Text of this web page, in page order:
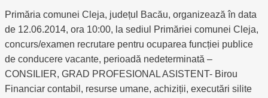
Primăria comunei Cleja, județul Bacău, organizează în data
de 12.06.2014, ora 10:00, la sediul Primăriei comunei Cleja,
concurs/examen recrutare pentru ocuparea funcției publice
de conducere vacante, perioadă nedeterminată –
CONSILIER, GRAD PROFESIONAL ASISTENT- Birou
Financiar contabil, resurse umane, achiziții, executări silite